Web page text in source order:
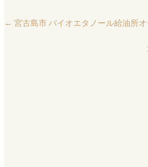
← 宮古島市 バイオエタノール給油所